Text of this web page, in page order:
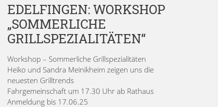
EDELFINGEN: WORKSHOP
„SOMMERLICHE
GRILLSPEZIALITÄTEN“
Workshop – Sommerliche Grillspezialitäten
Heiko und Sandra Meinikheim zeigen uns die
neuesten Grilltrends
Fahrgemeinschaft um 17.30 Uhr ab Rathaus
Anmeldung bis 17.06.25